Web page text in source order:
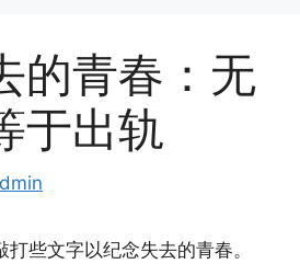
的青春：无
于出轨
些文字以纪念失去的青春。